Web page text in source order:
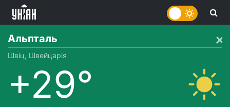
Альпталь
Швіц, Швейцарія
+29°